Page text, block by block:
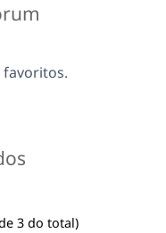
favoritos.
3 do total)